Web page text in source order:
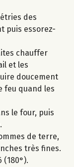
des
puis essorez-
chauffer
et les
doucement
feu quand les
le four, puis
de terre,
très fines.